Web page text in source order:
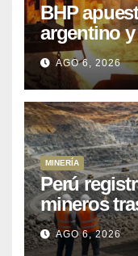
BHP
argentino
Kobrea
AGO 6, 2026
MINERÍA
Perú
mineros
de mil
cobre y oro
AGO 6, 2026